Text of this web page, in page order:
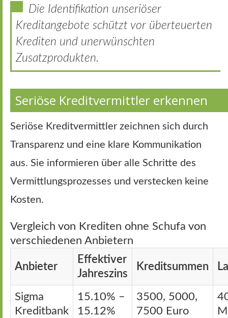
Die Identifikation unseriöser
Kreditangebote schützt vor überteuerten
Krediten und unerwünschten
Zusatzprodukten.
Seriöse Kreditvermittler erkennen
Seriöse Kreditvermittler zeichnen sich durch
Transparenz und eine klare Kommunikation
aus. Sie informieren über alle Schritte des
Vermittlungsprozesses und verstecken keine
Kosten.
Vergleich von Krediten ohne Schufa von
verschiedenen Anbietern
Anbieter
Effektiver
Jahreszins
Kreditsummen
Sigma
Kreditbank
15.10% –
15.12%
3500, 5000,
7500 Euro